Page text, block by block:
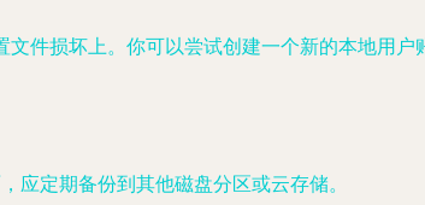
件损坏上。你可以尝试创建一个新的本地用
应定期备份到其他磁盘分区或云存储。